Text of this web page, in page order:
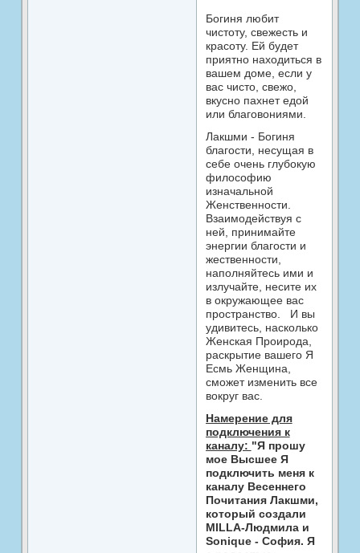
Богиня любит
чистоту, свежесть и
красоту. Ей будет
приятно находиться в
вашем доме, если у
вас чисто, свежо,
вкусно пахнет едой
или благовониями.
Лакшми - Богиня
благости, несущая в
себе очень глубокую
философию
изначальной
Женственности.
Взаимодействуя с
ней, принимайте
энергии благости и
жественности,
наполняйтесь ими и
излучайте, несите их
в окружающее вас
пространство. И вы
удивитесь, насколько
Женская Проирода,
раскрытие вашего Я
Есмь Женщина,
cможет изменить все
вокруг вас.
Намерение для
подключения к
каналу: "Я прошу
мое Высшее Я
подключить меня к
каналу Весеннего
Почитания Лакшми,
который создали
MILLA-Людмила и
Sonique - София. Я